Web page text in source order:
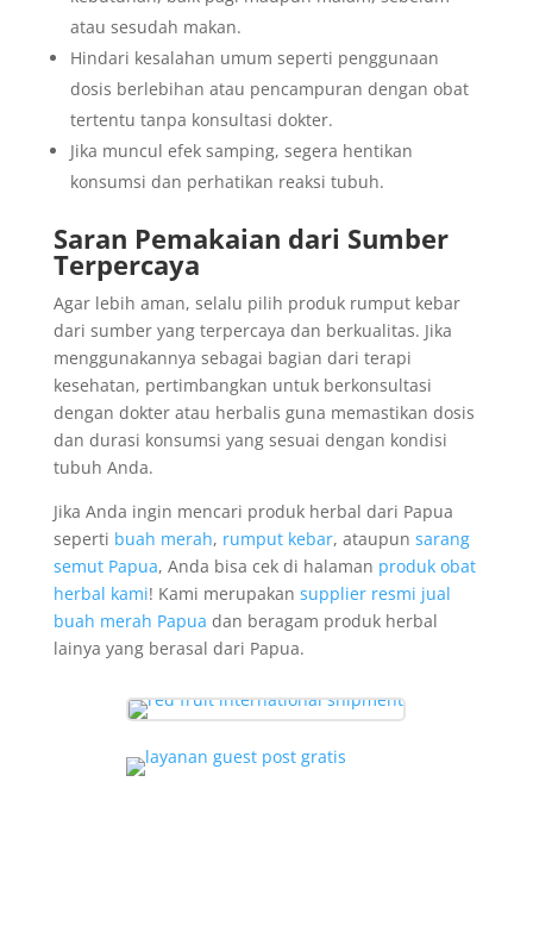
atau sesudah makan.
Hindari kesalahan umum seperti penggunaan
dosis berlebihan atau pencampuran dengan obat
tertentu tanpa konsultasi dokter.
Jika muncul efek samping, segera hentikan
konsumsi dan perhatikan reaksi tubuh.
Saran Pemakaian dari Sumber
Terpercaya
Agar lebih aman, selalu pilih produk rumput kebar
dari sumber yang terpercaya dan berkualitas. Jika
menggunakannya sebagai bagian dari terapi
kesehatan, pertimbangkan untuk berkonsultasi
dengan dokter atau herbalis guna memastikan dosis
dan durasi konsumsi yang sesuai dengan kondisi
tubuh Anda.
Jika Anda ingin mencari produk herbal dari Papua
seperti buah merah, rumput kebar, ataupun sarang
semut Papua, Anda bisa cek di halaman produk obat
herbal kami! Kami merupakan supplier resmi jual
buah merah Papua dan beragam produk herbal
lainya yang berasal dari Papua.